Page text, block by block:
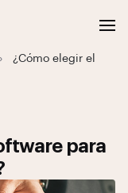
›
¿Cómo elegir el
para